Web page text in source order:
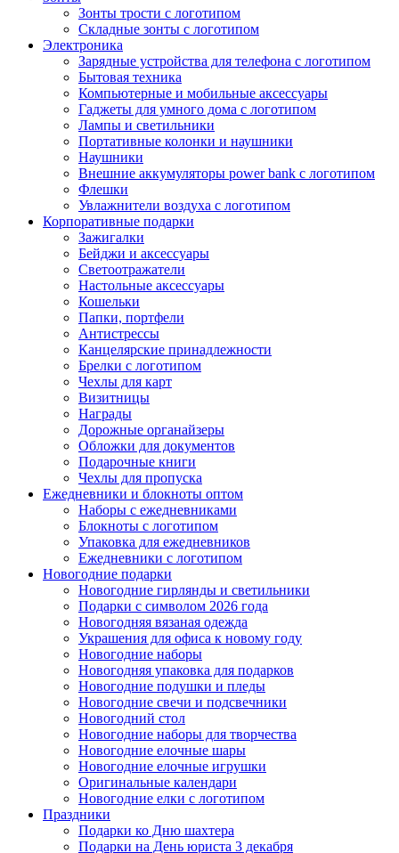
Зонты трости с логотипом
Складные зонты с логотипом
Электроника
Зарядные устройства для телефона с логотипом
Бытовая техника
Компьютерные и мобильные аксессуары
Гаджеты для умного дома с логотипом
Лампы и светильники
Портативные колонки и наушники
Наушники
Внешние аккумуляторы power bank с логотипом
Флешки
Увлажнители воздуха с логотипом
Корпоративные подарки
Зажигалки
Бейджи и аксессуары
Светоотражатели
Настольные аксессуары
Кошельки
Папки, портфели
Антистрессы
Канцелярские принадлежности
Брелки с логотипом
Чехлы для карт
Визитницы
Награды
Дорожные органайзеры
Обложки для документов
Подарочные книги
Чехлы для пропуска
Ежедневники и блокноты оптом
Наборы с ежедневниками
Блокноты с логотипом
Упаковка для ежедневников
Ежедневники с логотипом
Новогодние подарки
Новогодние гирлянды и светильники
Подарки с символом 2026 года
Новогодняя вязаная одежда
Украшения для офиса к новому году
Новогодние наборы
Новогодняя упаковка для подарков
Новогодние подушки и пледы
Новогодние свечи и подсвечники
Новогодний стол
Новогодние наборы для творчества
Новогодние елочные шары
Новогодние елочные игрушки
Оригинальные календари
Новогодние елки с логотипом
Праздники
Подарки ко Дню шахтера
Подарки на День юриста 3 декабря